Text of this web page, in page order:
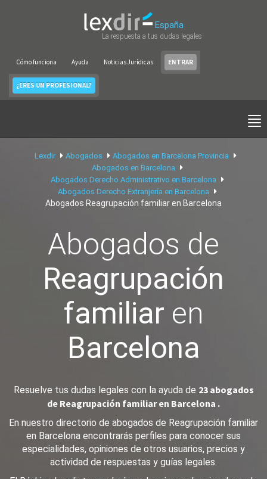
España
La respuesta a tus dudas legales
Cómo funciona Ayuda Noticias Jurídicas ENTRAR
¿ERES UN PROFESIONAL?
Lexdir Abogados
Abogados en Barcelona Provincia
Abogados en Barcelona
Abogados Derecho Administrativo en Barcelona
Abogados Derecho Extranjería en Barcelona
Abogados Reagrupación familiar en Barcelona
Abogados de
Reagrupación
familiar en
Barcelona
Resuelve tus dudas legales con la ayuda de 23 abogados
de Reagrupación familiar en Barcelona .
En nuestro directorio de abogados de Reagrupación familiar
en Barcelona encontrarás perfiles para conocer sus
especialidades, opiniones de otros usuarios, precios y
actividad de respuestas y guías legales.